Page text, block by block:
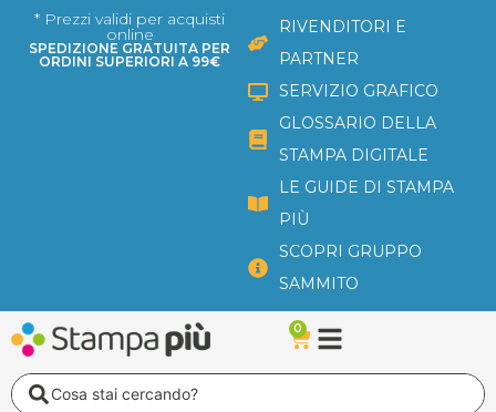
* Prezzi validi per acquisti
online
SPEDIZIONE GRATUITA PER
ORDINI SUPERIORI A 99€
RIVENDITORI E
PARTNER
SERVIZIO GRAFICO
GLOSSARIO DELLA
STAMPA DIGITALE
LE GUIDE DI STAMPA
PIÙ
SCOPRI GRUPPO
SAMMITO
0
Carrello
Search